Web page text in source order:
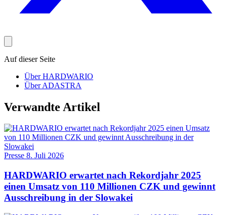
Auf dieser Seite
Über HARDWARIO
Über ADASTRA
Verwandte Artikel
Presse 8. Juli 2026
HARDWARIO erwartet nach Rekordjahr 2025
einen Umsatz von 110 Millionen CZK und gewinnt
Ausschreibung in der Slowakei